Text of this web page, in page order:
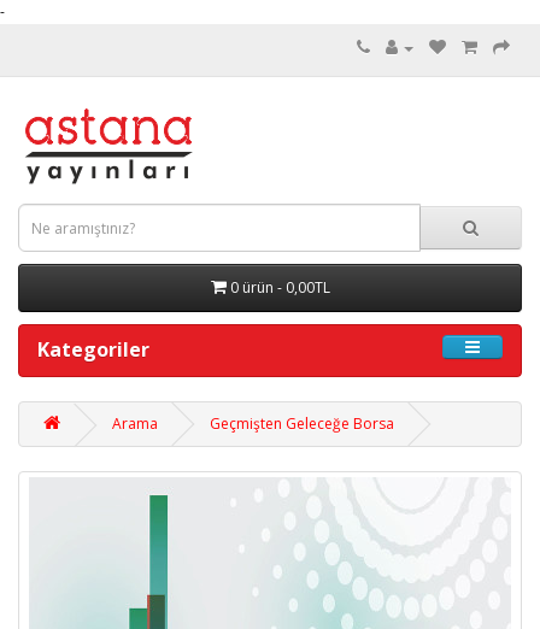
-
0 ürün - 0,00TL
Kategoriler
Arama Geçmişten Geleceğe Borsa